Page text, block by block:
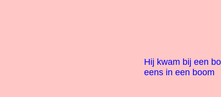
Hij kwam bij een
eens in een boom